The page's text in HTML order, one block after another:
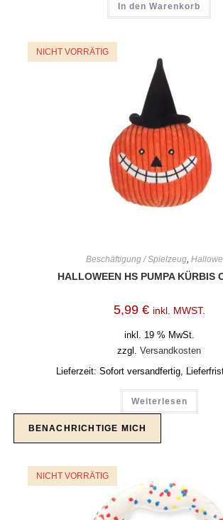
In den Warenkorb
NICHT VORRÄTIG
Beschäftigung / Spielzeug,
HALLOWEEN HS PUMPA KÜRBIS
5,99 € inkl. MWST.
inkl. 19 % MwSt.
zzgl. Versandkosten
Lieferzeit: Sofort versandfertig,
Weiterlesen
NICHT VORRÄTIG